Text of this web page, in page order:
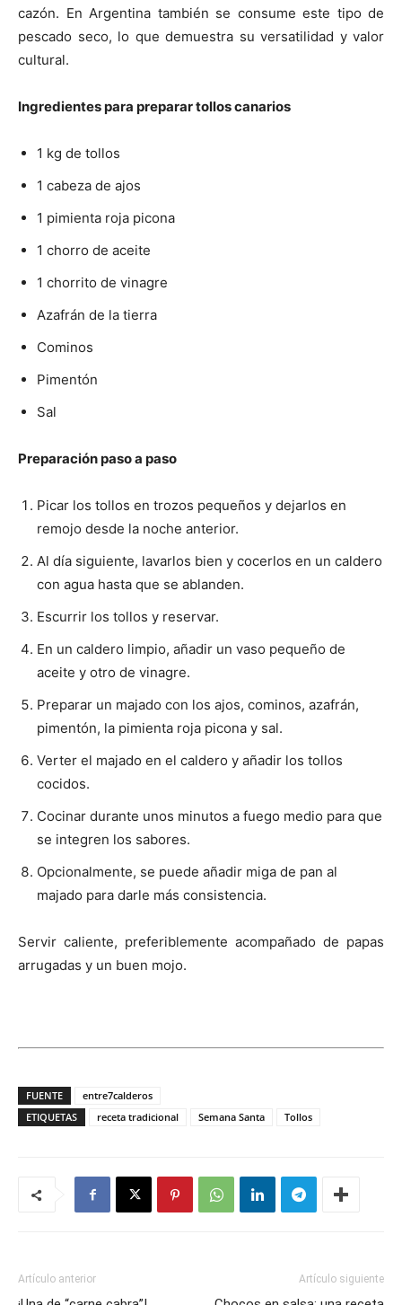
cazón. En Argentina también se consume este tipo de
pescado seco, lo que demuestra su versatilidad y valor
cultural.
Ingredientes para preparar tollos canarios
1 kg de tollos
1 cabeza de ajos
1 pimienta roja picona
1 chorro de aceite
1 chorrito de vinagre
Azafrán de la tierra
Cominos
Pimentón
Sal
Preparación paso a paso
Picar los tollos en trozos pequeños y dejarlos en
remojo desde la noche anterior.
Al día siguiente, lavarlos bien y cocerlos en un caldero
con agua hasta que se ablanden.
Escurrir los tollos y reservar.
En un caldero limpio, añadir un vaso pequeño de
aceite y otro de vinagre.
Preparar un majado con los ajos, cominos, azafrán,
pimentón, la pimienta roja picona y sal.
Verter el majado en el caldero y añadir los tollos
cocidos.
Cocinar durante unos minutos a fuego medio para que
se integren los sabores.
Opcionalmente, se puede añadir miga de pan al
majado para darle más consistencia.
Servir caliente, preferiblemente acompañado de papas
arrugadas y un buen mojo.
FUENTE
entre7calderos
ETIQUETAS
receta tradicional Semana Santa Tollos
Artículo anterior Artículo siguiente